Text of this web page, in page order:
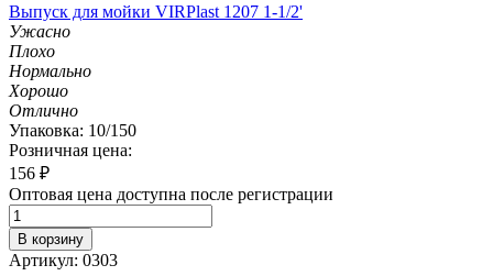
Выпуск для мойки VIRPlast 1207 1-1/2'
Ужасно
Плохо
Нормально
Хорошо
Отлично
Упаковка: 10/150
Розничная цена:
156 ₽
Оптовая цена доступна после регистрации
В корзину
Артикул: 0303